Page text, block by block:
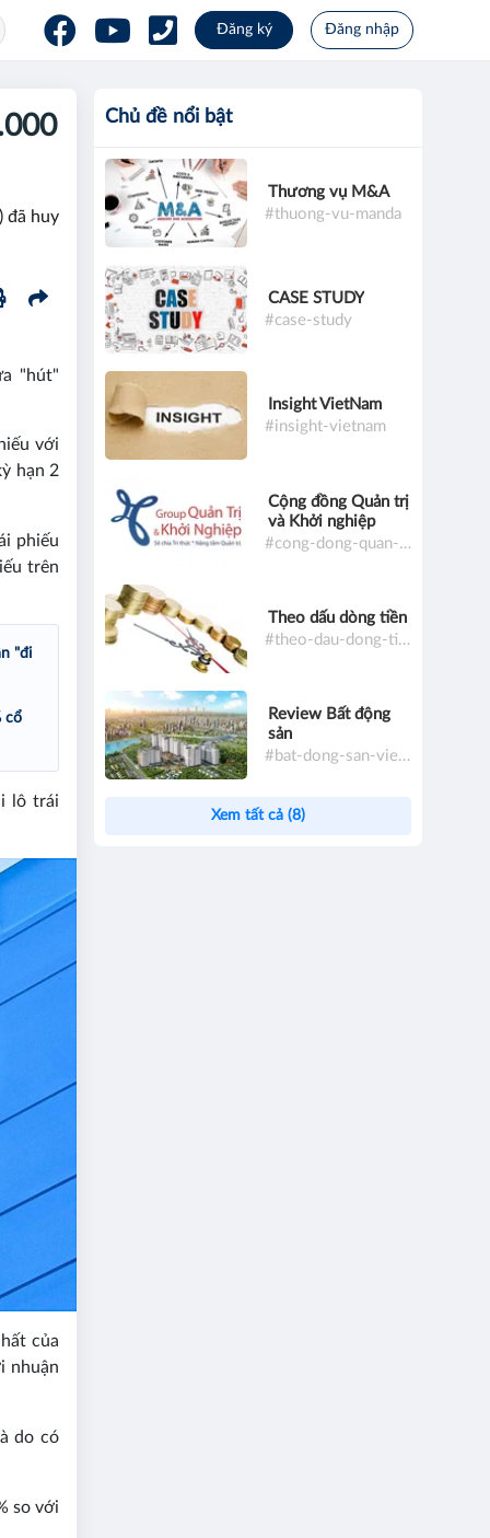
Đăng ký Đăng nhập
đã huy
"hút"
với
hạn 2
phiếu
trên
"đi
cổ
lô trái
của
nhuận
do có
so với
Chủ đề nổi bật
Thương vụ M&A
#thuong-vu-manda
CASE STUDY
#case-study
Insight VietNam
#insight-vietnam
Cộng đồng Quản trị
và Khởi nghiệp
#cong-dong-quan-tri-va-khoi-nghiep
Theo dấu dòng tiền
#theo-dau-dong-tien
Review Bất động
sản
#bat-dong-san-viet-nam
Xem tất cả (8)